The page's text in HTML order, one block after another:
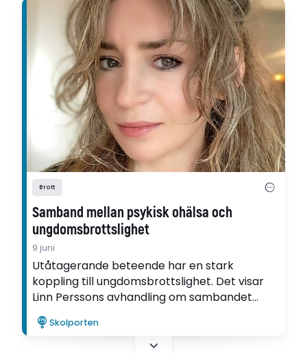
been investigated in relation to compulsory
school settings.
Brott
Samband mellan psykisk ohälsa och
ungdomsbrottslighet
9 juni
Utåtagerande beteende har en stark
koppling till ungdomsbrottslighet. Det visar
Linn Perssons avhandling om sambandet
mellan psykisk ohälsa och
ungdomsbrottslighet.
Skolporten